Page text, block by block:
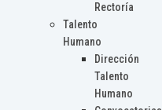
Rectoría
Talento
Humano
Dirección
Talento
Humano